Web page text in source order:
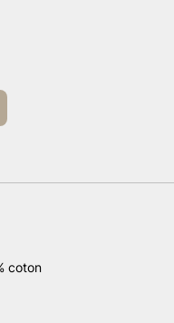
coton